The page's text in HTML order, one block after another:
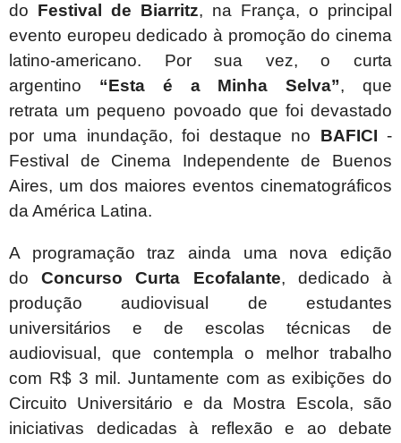
do Festival de Biarritz, na França, o principal
evento europeu dedicado à promoção do cinema
latino-americano. Por sua vez, o curta
argentino “Esta é a Minha Selva”, que
retrata um pequeno povoado que foi devastado
por uma inundação, foi destaque no BAFICI -
Festival de Cinema Independente de Buenos
Aires, um dos maiores eventos cinematográficos
da América Latina.
A programação traz ainda uma nova edição
doConcurso Curta Ecofalante, dedicado à
produção audiovisual de estudantes
universitários e de escolas técnicas de
audiovisual, que contempla o melhor trabalho
com R$ 3 mil. Juntamente com as exibições do
Circuito Universitário e da Mostra Escola, são
iniciativas dedicadas à reflexão e ao debate